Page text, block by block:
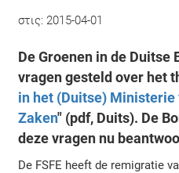
στις: 2015-04-01
De Groenen in de Duitse
vragen gesteld over het
in het (Duitse) Ministerie
Zaken" (pdf, Duits). De
deze vragen nu
De FSFE heeft de remigratie